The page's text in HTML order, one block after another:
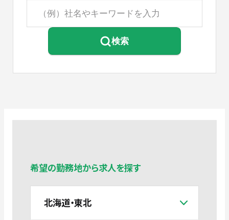
検索
希望の勤務地から求人を探す
北海道・東北